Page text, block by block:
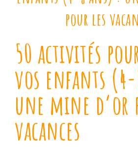
pour les
50 activités
vos enfants
une mine d’or
vacances